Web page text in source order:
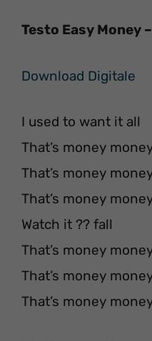
Testo Easy Money
Download Digitale
I used to want it all
That’s money
That’s money
That’s money
Watch it ?? fall
That’s money
That’s money
That’s money